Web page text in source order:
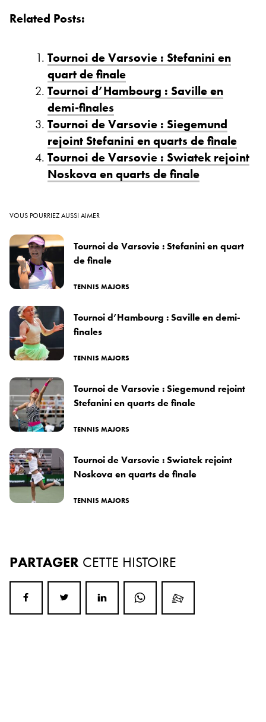
Related Posts:
Tournoi de Varsovie : Stefanini en
quart de finale
Tournoi d’Hambourg : Saville en
demi-finales
Tournoi de Varsovie : Siegemund
rejoint Stefanini en quarts de finale
Tournoi de Varsovie : Swiatek rejoint
Noskova en quarts de finale
VOUS POURRIEZ AUSSI AIMER
Tournoi de Varsovie : Stefanini en quart
de finale
TENNIS MAJORS
Tournoi d’Hambourg : Saville en demi-
finales
TENNIS MAJORS
Tournoi de Varsovie : Siegemund rejoint
Stefanini en quarts de finale
TENNIS MAJORS
Tournoi de Varsovie : Swiatek rejoint
Noskova en quarts de finale
TENNIS MAJORS
PARTAGER CETTE HISTOIRE